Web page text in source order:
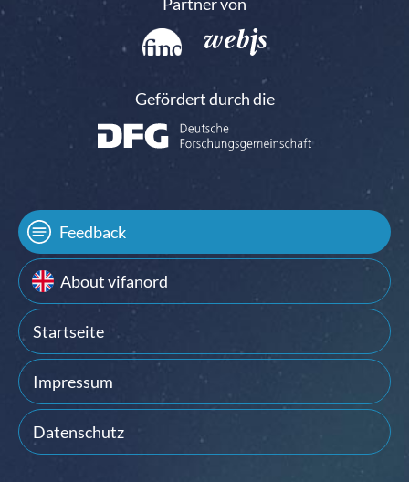
Gefördert durch die
Feedback
About vifanord
Startseite
Impressum
Datenschutz